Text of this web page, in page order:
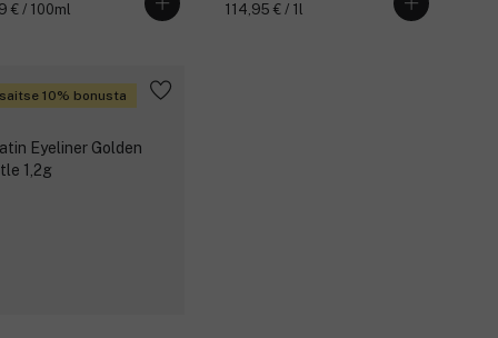
€ / 100ml 114,95 € / 1l
10% bonusta